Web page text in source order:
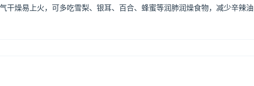
干燥易上火，可多吃雪梨、银耳、百合、蜂蜜等润肺润燥食物，减少辛辣油